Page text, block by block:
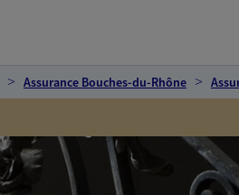
Assurance Bouches-du-Rhône